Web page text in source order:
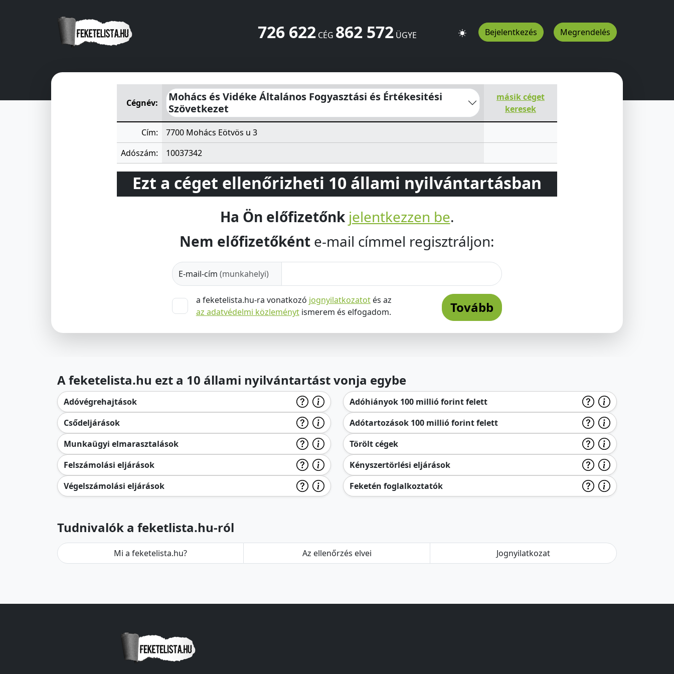
726 622CÉG 862 572ÜGYE Bejelentkezés Megrendelés
Mohács és Vidéke Általános Fogyasztási és Értékesitési SzövetkezetEötvös u 3Mohács7700HU
Cégnév:
Mohács és Vidéke Általános Fogyasztási és Értékesitési
Szövetkezet
másik céget
keresek
Cím:
7700 Mohács Eötvös u 3
Adószám:
10037342
Ezt a céget ellenőrizheti 10 állami nyilvántartásban
Ha Ön előfizetőnk jelentkezzen be.
Nem előfizetőként e-mail címmel regisztráljon:
E-mail-cím (munkahelyi)
a feketelista.hu-ra vonatkozó jognyilatkozatotés az
az adatvédelmi közleménytismerem és elfogadom. Tovább
A feketelista.hu ezt a 10 állami nyilvántartást vonja egybe
Adóvégrehajtások
Csődeljárások
Munkaügyi elmarasztalások
Felszámolási eljárások
Végelszámolási eljárások
Adóhiányok 100 millió forint felett
Adótartozások 100 millió forint felett
Törölt cégek
Kényszertörlési eljárások
Feketén foglalkoztatók
Tudnivalók a feketlista.hu-ról
Mi a feketelista.hu? Az ellenőrzés elvei Jognyilatkozat